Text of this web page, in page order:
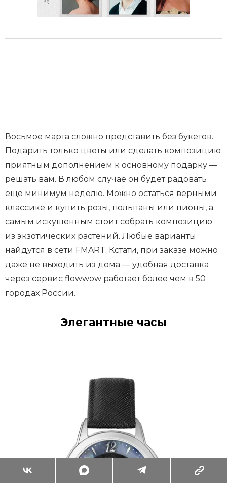
Восьмое марта сложно представить без букетов.
Подарить только цветы или сделать композицию
приятным дополнением к основному подарку —
решать вам. В любом случае он будет радовать
еще минимум неделю. Можно остаться верными
классике и купить розы, тюльпаны или пионы, а
самым искушенным стоит собрать композицию
из экзотических растений. Любые варианты
найдутся в сети FMART. Кстати, при заказе можно
даже не выходить из дома — удобная доставка
через сервис flowwow работает более чем в 50
городах России.
Элегантные часы